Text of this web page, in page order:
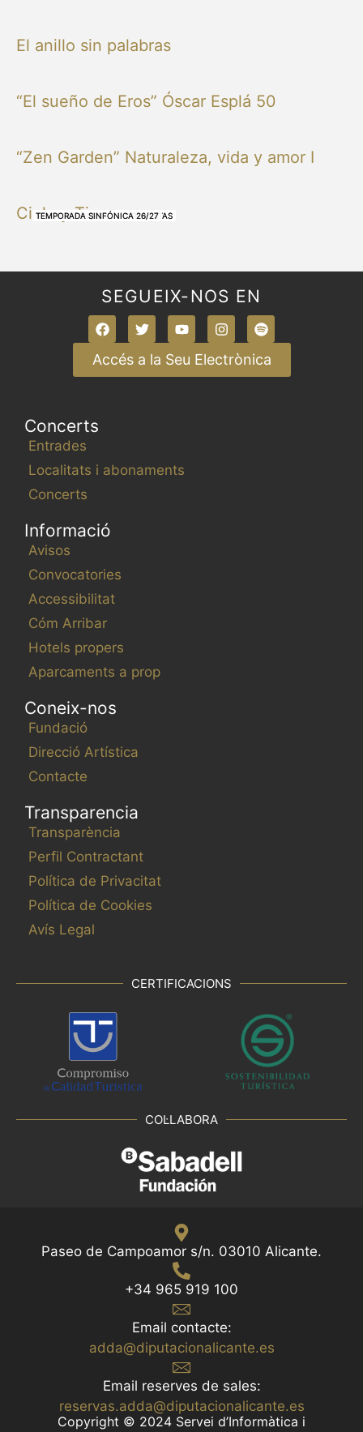
NUESTRAS BANDAS Y ORQUESTAS
NUESTRAS BANDAS Y ORQUESTAS
OTRAS MÚSICAS
NUESTRAS BANDAS Y ORQUESTAS
NUESTRAS BANDAS Y ORQUESTAS
El anillo sin palabras
TEMPORADA SINFÓNICA 26/27
“El sueño de Eros” Óscar Esplá 50
TEMPORADA SINFÓNICA 26/27
“Zen Garden” Naturaleza, vida y amor I
TEMPORADA SINFÓNICA 26/27
Cielo y Tierra
TEMPORADA SINFÓNICA 26/27
SEGUEIX-NOS EN
Accés a la Seu Electrònica
Concerts
Entrades
Localitats i abonaments
Concerts
Informació
Avisos
Convocatories
Accessibilitat
Cóm Arribar
Hotels propers
Aparcaments a prop
Coneix-nos
Fundació
Direcció Artística
Contacte
Transparencia
Transparència
Perfil Contractant
Política de Privacitat
Política de Cookies
Avís Legal
CERTIFICACIONS
COL·LABORA
Paseo de Campoamor s/n. 03010 Alicante.
+34 965 919 100
Email contacte:
adda@diputacionalicante.es
Email reserves de sales:
reservas.adda@diputacionalicante.es
Copyright © 2024 Servei d’Informàtica i